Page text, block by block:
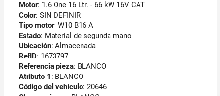
Motor: 1.6 One 16 Ltr. - 66 kW 16V CAT
Color: SIN DEFINIR
Tipo motor: W10 B16 A
Estado: Material de segunda mano
Ubicación: Almacenada
RefID: 1673797
Referencia pieza: BLANCO
Atributo 1 : BLANCO
Código del vehículo: 20646